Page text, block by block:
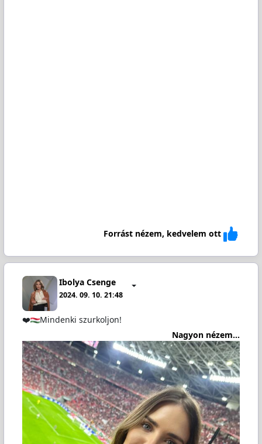
Forrást nézem, kedvelem ott
Ibolya Csenge
2024. 09. 10. 21:48
❤️
Mindenki szurkoljon!
Nagyon nézem...